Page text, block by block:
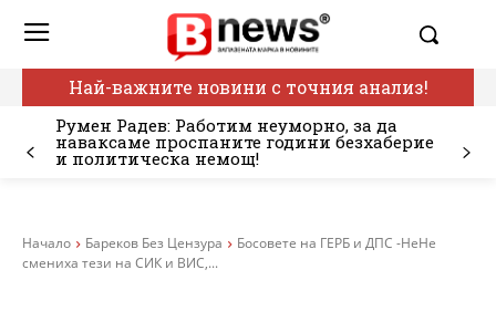
Най-важните новини с точния анализ!
Румен Радев: Работим неуморно, за да
наваксаме проспаните години безхаберие
и политическа немощ!
Начало Бареков Без Цензура
Босовете на ГЕРБ и ДПС -НеНе
смениха тези на СИК и ВИС,...